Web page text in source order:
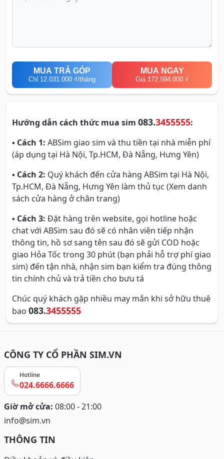
MUA TRẢ GÓP
Chỉ 12.031.000 ₫/tháng
MUA NGAY
Giá 172.594.000 ₫
Hướng dẫn cách thức mua sim 083.3455555:
▪ Cách 1: ABSim giao sim và thu tiền tại nhà miễn phí
(áp dụng tại Hà Nội, Tp.HCM, Đà Nẵng, Hưng Yên)
▪ Cách 2: Quý khách đến cửa hàng ABSim tại Hà Nội,
Tp.HCM, Đà Nẵng, Hưng Yên làm thủ tục (Xem danh
sách cửa hàng ở chân trang)
▪ Cách 3: Đặt hàng trên website, gọi hotline hoặc
chat với ABSim sau đó sẽ có nhân viên tiếp nhận
thông tin, hồ sơ sang tên sau đó sẽ gửi COD hoặc
giao Hỏa Tốc trong 30 phút (bạn phải hỗ trợ phí giao
sim) đến tận nhà, nhận sim bạn kiểm tra đúng thông
tin chính chủ và trả tiền cho bưu tá
Chúc quý khách gặp nhiều may mắn khi sở hữu thuê
bao 083.3455555
CÔNG TY CỔ PHẦN SIM.VN
Hotline
024.6666.6666
Giờ mở cửa: 08:00 - 21:00
info@sim.vn
THÔNG TIN